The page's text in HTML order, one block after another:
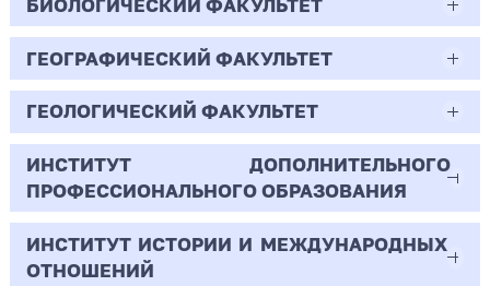
44.03.02
Психолого-педагогическое образование
Очная | Бакалавр
Всего бюджетных мест - 10
Бюджет/
Общие места
Профиль: Практическая
психология образования
БИОЛОГИЧЕСКИЙ ФАКУЛЬТЕТ
06.03.01
Биология
Очная | Бакалавр
Всего бюджетных мест - 50
Бюджет/Общие места
ГЕОГРАФИЧЕСКИЙ ФАКУЛЬТЕТ
05.03.02
География
Очная | Бакалавр
Всего бюджетных мест - 15
ГЕОЛОГИЧЕСКИЙ ФАКУЛЬТЕТ
05.03.01
Геология
Очная | Бакалавр
ИНСТИТУТ ДОПОЛНИТЕЛЬНОГО
ПРОФЕССИОНАЛЬНОГО ОБРАЗОВАНИЯ
38.03.02
ИНСТИТУТ ИСТОРИИ И МЕЖДУНАРОДНЫХ
ОТНОШЕНИЙ